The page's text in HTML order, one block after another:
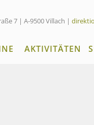
7 | A-9500 Villach |
AKTIVITÄTEN